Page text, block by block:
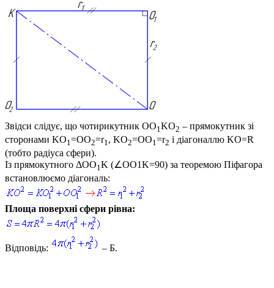
Звідси слідує, що чотирикутник OO1 KO2 – прямокутник зі
сторонами KO1 =OO2=r1 , KO2=OO1 =r2 і діагоналлю KO=R
(тобто радіуса сфери).
Із прямокутного ΔOO1K (∠OO1K=90) за теоремою Піфагора
встановлюємо діагональ:
Площа поверхні сфери рівна:
Відповідь: – Б.